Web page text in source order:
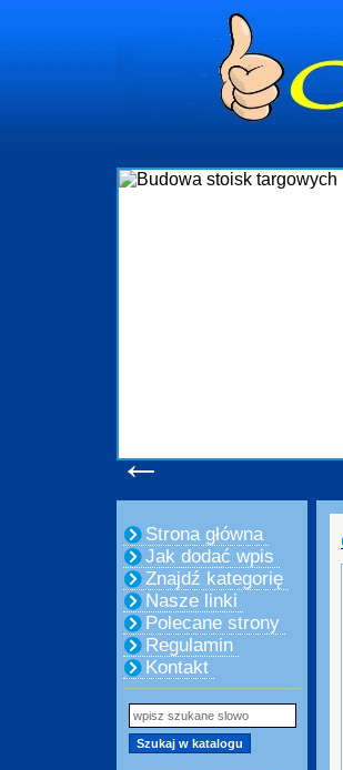
←
Strona główna
Jak dodać wpis
Znajdź kategorię
Nasze linki
Polecane strony
Regulamin
Kontakt